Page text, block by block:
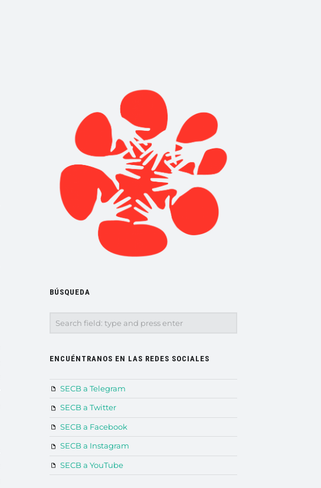
BÚSQUEDA
ENCUÉNTRANOS EN LAS REDES SOCIALES
SECB a Telegram
SECB a Twitter
SECB a Facebook
SECB a Instagram
SECB a YouTube